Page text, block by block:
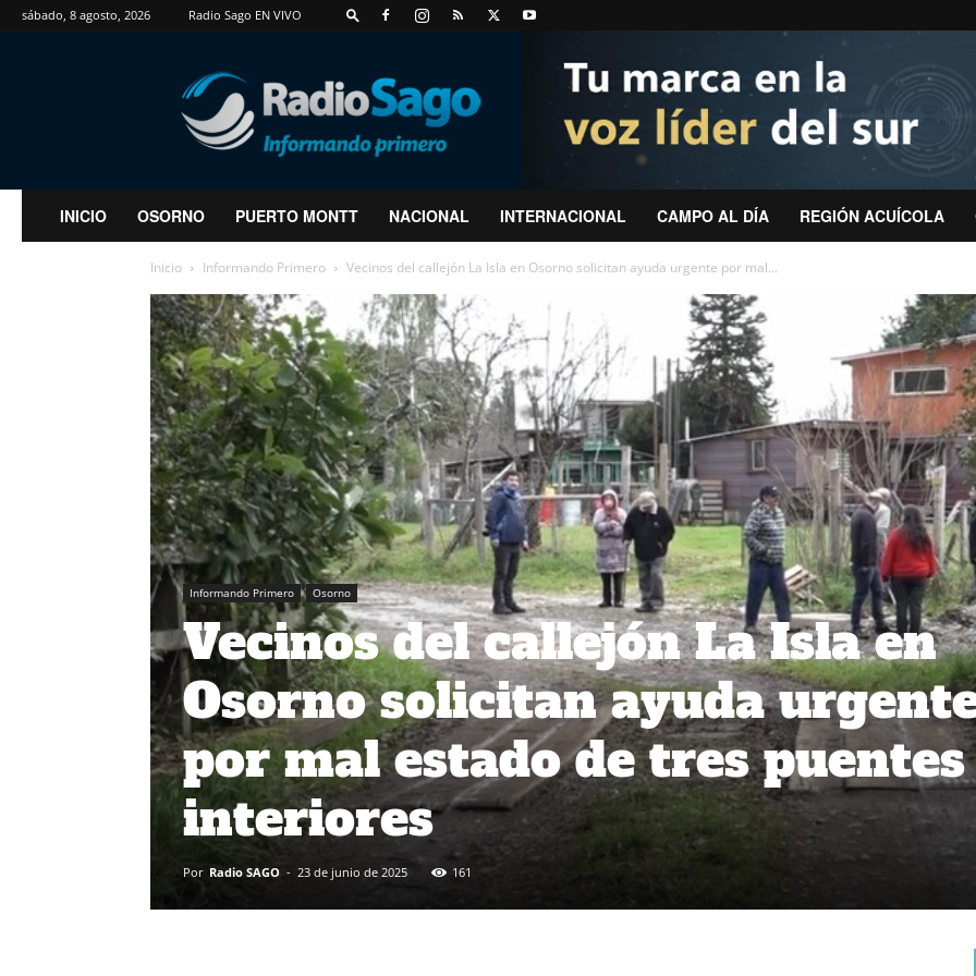
sábado, 8 agosto, 2026 Radio Sago EN VIVO
RadioSago
INICIO OSORNO PUERTO MONTT NACIONAL INTERNACIONAL CAMPO AL DÍA REGIÓN ACUÍCOLA
Inicio Informando Primero Vecinos del callejón La Isla en Osorno solicitan ayuda urgente por mal...
Informando Primero Osorno
Vecinos del callejón La Isla en
Osorno solicitan ayuda
por mal estado de tres puentes
interiores
Por Radio SAGO - 23 de junio de 2025 161